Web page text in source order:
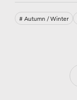
# Autumn / Winter